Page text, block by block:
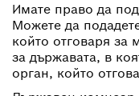
Имате право да
Можете да
който отговаря за
за държавата, в
орган, който